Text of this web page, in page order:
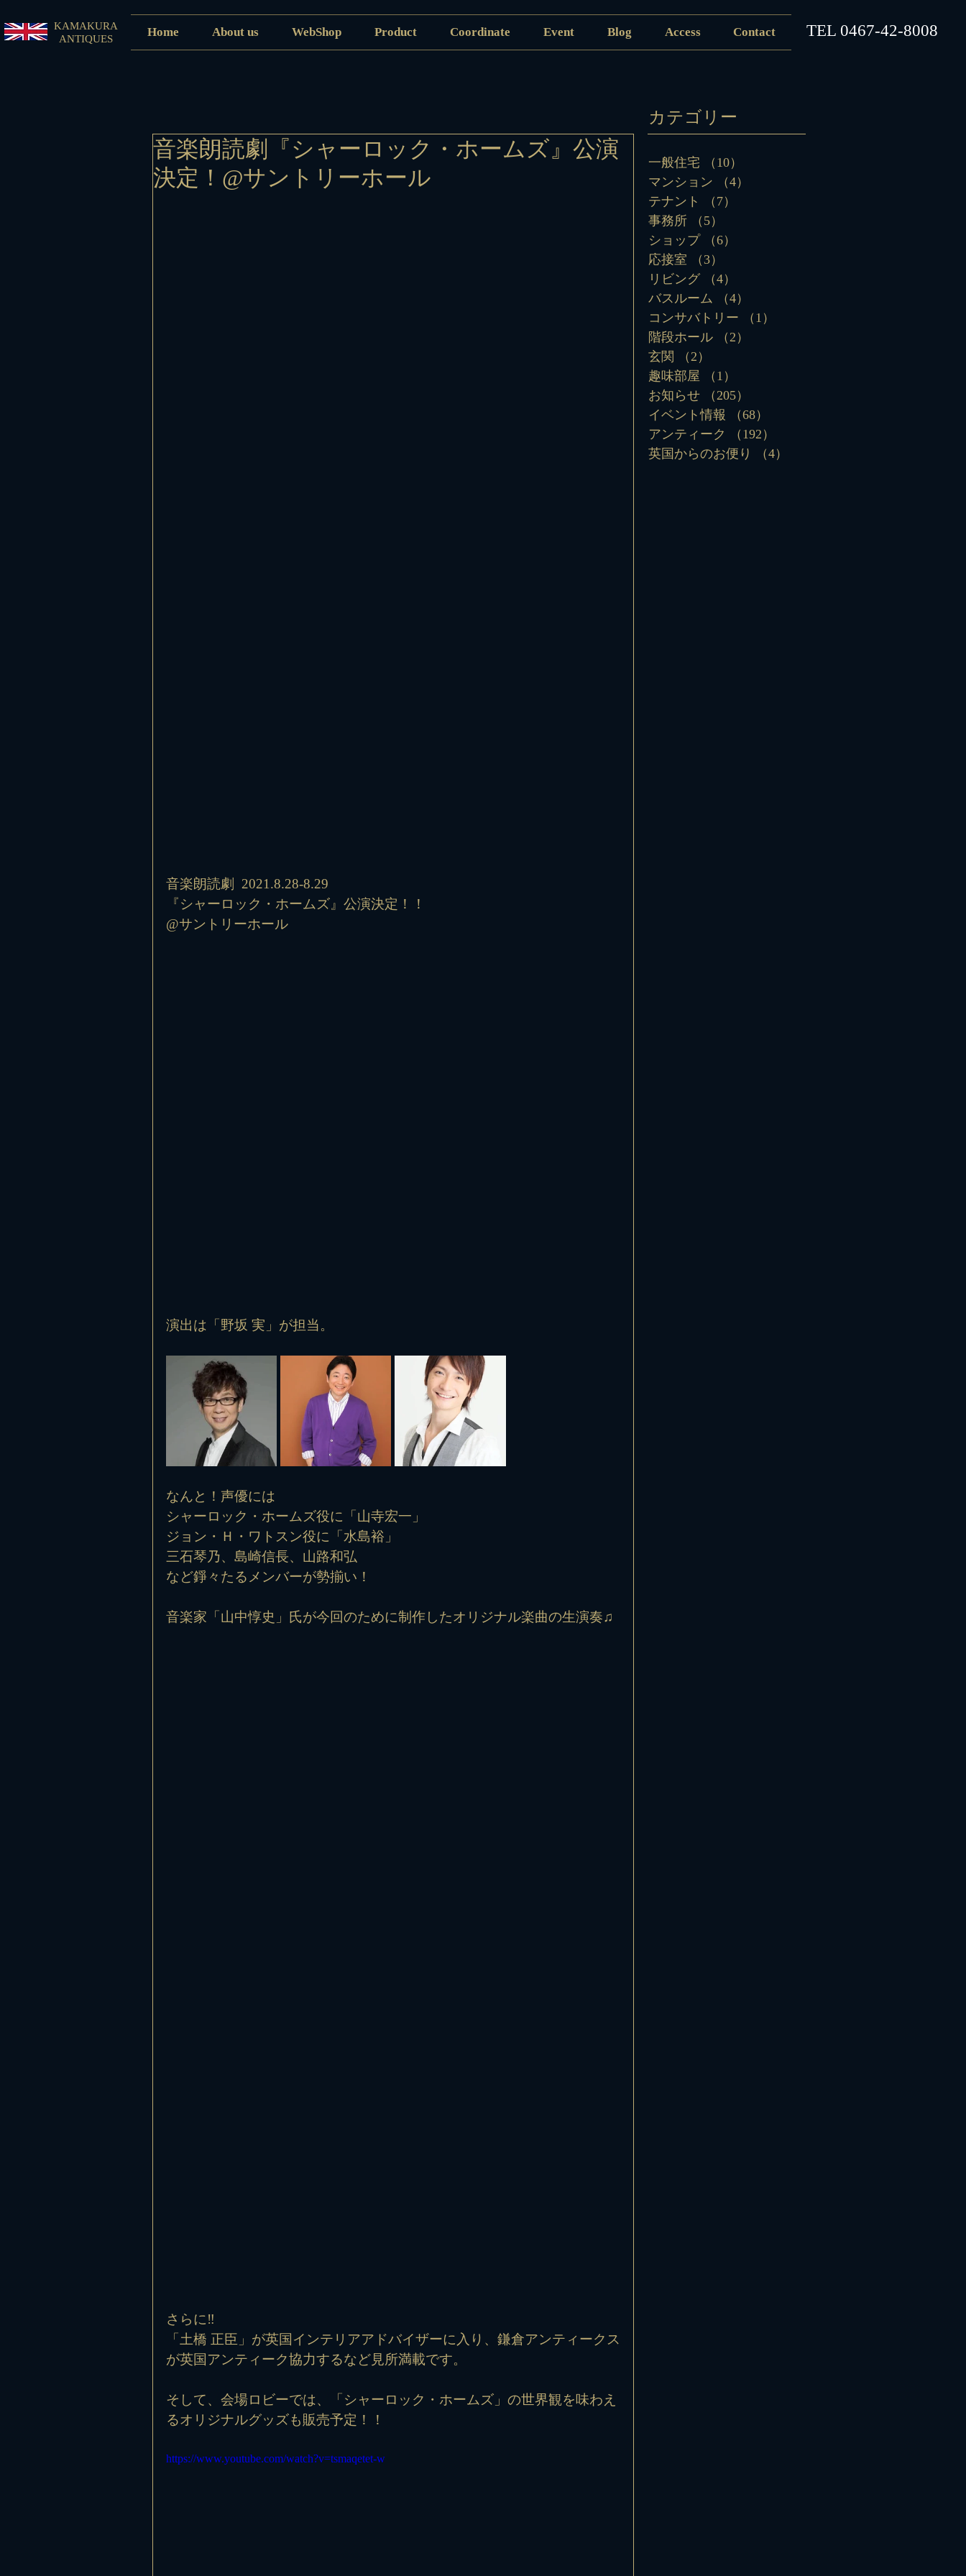
KAMAKURA
ANTIQUES
Home About us WebShop Product Coordinate Event Blog Access Contact ​TEL 0467-42-8008
音楽朗読劇『シャーロック・ホームズ』公演
決定！@サントリーホール
音楽朗読劇  2021.8.28-8.29
『シャーロック・ホームズ』公演決定！！
@サントリーホール
演出は「野坂 実」が担当。
なんと！声優には
シャーロック・ホームズ役に「山寺宏一」
ジョン・Ｈ・ワトスン役に「水島裕」
三石琴乃、島崎信長、山路和弘
など錚々たるメンバーが勢揃い！
音楽家「山中惇史」氏が今回のために制作したオリジナル楽曲の生演奏♫
さらに‼️
「土橋 正臣」が英国インテリアアドバイザーに入り、鎌倉アンティークス
が英国アンティーク協力するなど見所満載です。
そして、会場ロビーでは、「シャーロック・ホームズ」の世界観を味わえ
るオリジナルグッズも販売予定！！
https://www.youtube.com/watch?v=tsmaqetet-w
カテゴリー
一般住宅 （10）
マンション
（4）
テナント
（7）
事務所
（5）
ショップ
（6）
応接室
（3）
リビング
（4）
バスルーム
（4）
コンサバトリー
（1）
階段ホール
（2）
玄関
（2）
趣味部屋
（1）
お知らせ
（205）
イベント情報
（68）
アンティーク
（192）
英国からのお便り
（4）